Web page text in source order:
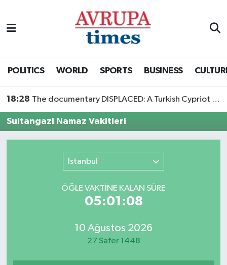
POLITICS WORLD SPORTS BUSINESS
18:28 The documentary DISPLACED: A Turkish Cypriot Story is now available to watch
Sultangazi Namaz Vakitleri
İstanbul
ÖĞLE VAKTİNE KALAN SÜRE
05:01:08
10 Ağustos 2026
27 Safer 1448
Nöbetçi Eczaneler
Süper Lig Puan Durumu ve Fikstür
Son Dakika Haberleri